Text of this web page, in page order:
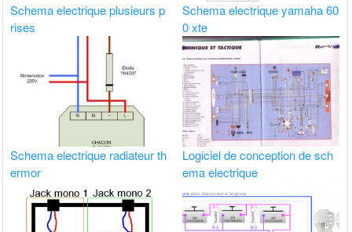
Schema electrique plusieurs p
rises
Schema electrique yamaha 60
0 xte
Schema electrique radiateur th
ermor
Logiciel de conception de sch
ema electrique